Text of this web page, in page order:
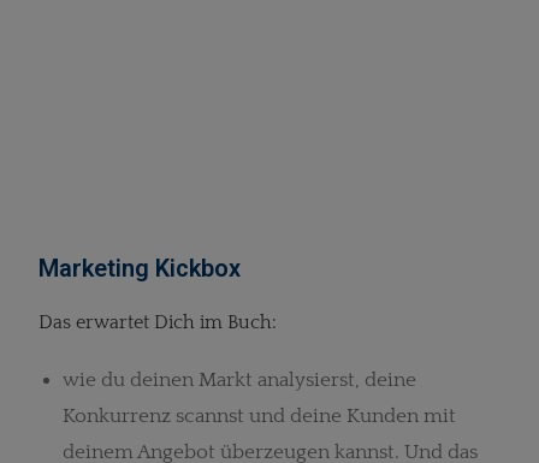
Marketing Kickbox
Das erwartet Dich im Buch:
wie du deinen Markt analysierst, deine
Konkurrenz scannst und deine Kunden mit
deinem Angebot überzeugen kannst. Und das